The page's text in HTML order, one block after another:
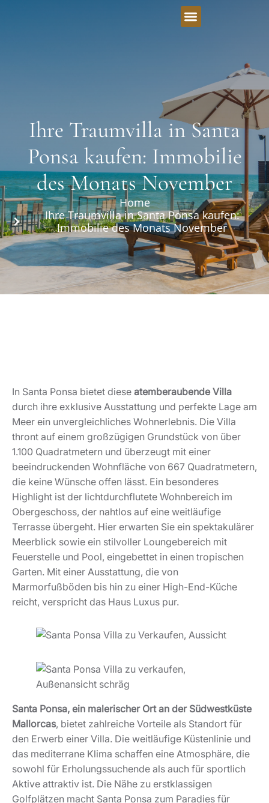
Ihre Traumvilla in Santa
Ponsa kaufen: Immobilie
des Monats November
Home
Ihre Traumvilla in Santa Ponsa kaufen:
Immobilie des Monats November
In Santa Ponsa bietet diese atemberaubende Villa
durch ihre exklusive Ausstattung und perfekte Lage am
Meer ein unvergleichliches Wohnerlebnis. Die Villa
thront auf einem großzügigen Grundstück von über
1.100 Quadratmetern und überzeugt mit einer
beeindruckenden Wohnfläche von 667 Quadratmetern,
die keine Wünsche offen lässt. Ein besonderes
Highlight ist der lichtdurchflutete Wohnbereich im
Obergeschoss, der nahtlos auf eine weitläufige
Terrasse übergeht. Hier erwarten Sie ein spektakulärer
Meerblick sowie ein stilvoller Loungebereich mit
Feuerstelle und Pool, eingebettet in einen tropischen
Garten. Mit einer Ausstattung, die von
Marmorfußböden bis hin zu einer High-End-Küche
reicht, verspricht das Haus Luxus pur.
Santa Ponsa, ein malerischer Ort an der Südwestküste
Mallorcas, bietet zahlreiche Vorteile als Standort für
den Erwerb einer Villa. Die weitläufige Küstenlinie und
das mediterrane Klima schaffen eine Atmosphäre, die
sowohl für Erholungssuchende als auch für sportlich
Aktive attraktiv ist. Die Nähe zu erstklassigen
Golfplätzen macht Santa Ponsa zum Paradies für